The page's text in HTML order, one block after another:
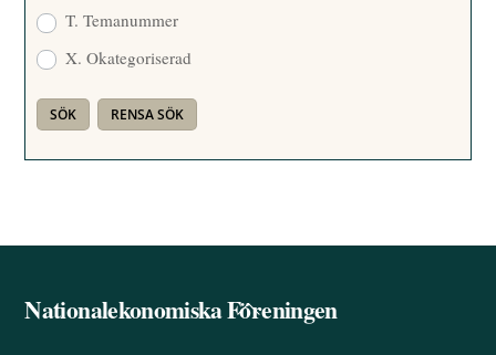
T. Temanummer
X. Okategoriserad
Back
Nationalekonomiska Föreningen